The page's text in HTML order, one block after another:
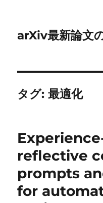
arXiv最新論文
タグ:最適化
reflective
prompts
for